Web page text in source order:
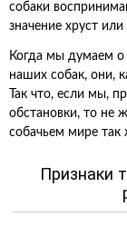
собаки
значение хруст
Когда мы думаем о
наших собак, они,
Так что, если мы,
обстановки, то не
собачьем мире так
Признаки